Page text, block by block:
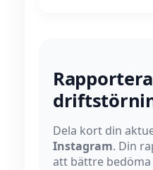
Dela kort din
Instagram. Din
att bättre